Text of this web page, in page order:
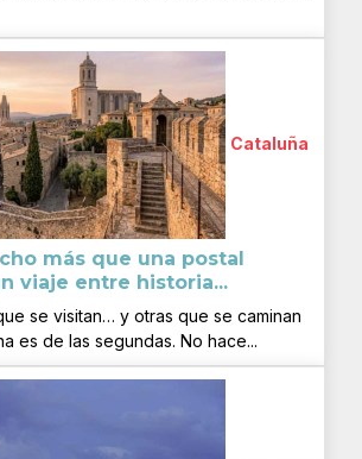
Cataluña
más que una postal
viaje entre historia...
se visitan… y otras que se caminan
es de las segundas. No hace...